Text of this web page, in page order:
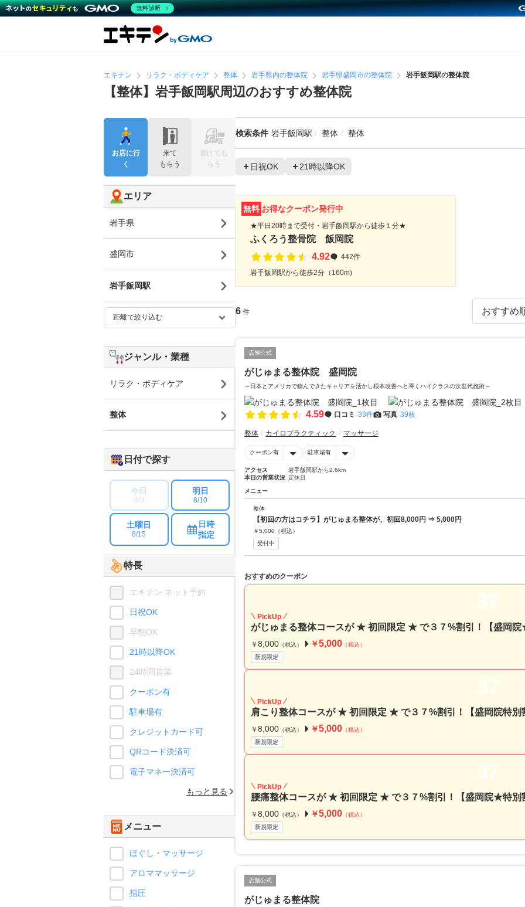
エキテン リラク・ボディケア 整体 岩手県内の整体院 岩手県盛岡市の整体院 岩手飯岡駅の整体院
【整体】岩手飯岡駅周辺のおすすめ整体院
検索条件 岩手飯岡駅 整体 整体
日祝OK 21時以降OK
無料 お得なクーポン発行中
★平日20時まで受付・岩手飯岡駅から徒歩１分★
ふくろう整骨院 飯岡院
4.92
442件
岩手飯岡駅から徒歩2分（160m)
6 件
店舗公式
がじゅまる整体院 盛岡院
～日本とアメリカで積んできたキャリアを活かし根本改善へと導くハイクラスの次世代施術～
4.59 口コミ 33件 写真 39枚
整体 カイロプラクティック マッサージ
クーポン有 駐車場有
アクセス
岩手飯岡駅から2.6km
本日の営業状況 定休日
メニュー
整体
【初回の方はコチラ】がじゅまる整体が、初回8,000円 ⇒ 5,000円
￥5,000 （税込）
受付中
おすすめのクーポン
37
PickUp
がじゅまる整体コースが ★ 初回限定 ★ で３７%割引！【盛岡
￥ 8,000 （税込） ￥5,000 （税込）
新規限定
37
PickUp
肩こり整体コースが ★ 初回限定 ★ で３７%割引！【盛岡院特別
￥ 8,000 （税込） ￥5,000 （税込）
新規限定
37
PickUp
腰痛整体コースが ★ 初回限定 ★ で３７%割引！【盛岡院★特別
￥ 8,000 （税込） ￥5,000 （税込）
新規限定
店舗公式
がじゅまる整体院
お店に行
く
来て
もらう
届けても
らう
エリア
岩手県
盛岡市
岩手飯岡駅
ジャンル・業種
リラク・ボディケア
整体
日付で探す
今日
8/9
明日
8/10
土曜日
8/15
日時
指定
特長
エキテン ネット予約
日祝OK
早朝OK
21時以降OK
24時間営業
クーポン有
駐車場有
クレジットカード可
QRコード決済可
電子マネー決済可
もっと見る
メニュー
ほぐし・マッサージ
アロママッサージ
指圧
無料診断